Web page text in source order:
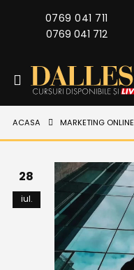
0769 041 711
0769 041 712
ACASA MARKETING ONLINE
28
iul.